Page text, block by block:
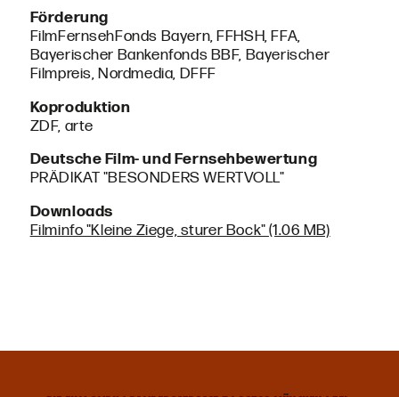
Förderung
FilmFernsehFonds Bayern, FFHSH, FFA,
Bayerischer Bankenfonds BBF, Bayerischer
Filmpreis, Nordmedia, DFFF
Koproduktion
ZDF, arte
Deutsche Film- und Fernsehbewertung
PRÄDIKAT "BESONDERS WERTVOLL"
Downloads
Filminfo "Kleine Ziege, sturer Bock" (1.06 MB)